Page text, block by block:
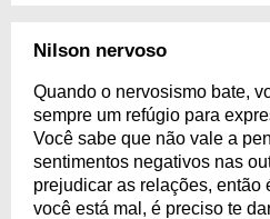
Nilson nervoso
Quando o nervosismo bate,
sempre um refúgio para
Você sabe que não vale a
sentimentos negativos nas
prejudicar as relações, então
você está mal, é preciso te